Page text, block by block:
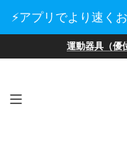
運動器具（優
⚡️アプリでより速く